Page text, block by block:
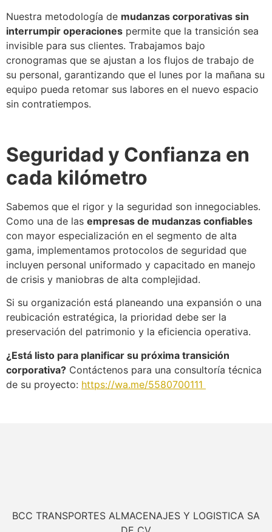
Nuestra metodología de mudanzas corporativas sin
interrumpir operaciones permite que la transición sea
invisible para sus clientes. Trabajamos bajo
cronogramas que se ajustan a los flujos de trabajo de
su personal, garantizando que el lunes por la mañana su
equipo pueda retomar sus labores en el nuevo espacio
sin contratiempos.
Seguridad y Confianza en
cada kilómetro
Sabemos que el rigor y la seguridad son innegociables.
Como una de las empresas de mudanzas confiables
con mayor especialización en el segmento de alta
gama, implementamos protocolos de seguridad que
incluyen personal uniformado y capacitado en manejo
de crisis y maniobras de alta complejidad.
Si su organización está planeando una expansión o una
reubicación estratégica, la prioridad debe ser la
preservación del patrimonio y la eficiencia operativa.
¿Está listo para planificar su próxima transición
corporativa? Contáctenos para una consultoría técnica
de su proyecto: https://wa.me/5580700111
BCC TRANSPORTES ALMACENAJES Y LOGISTICA SA